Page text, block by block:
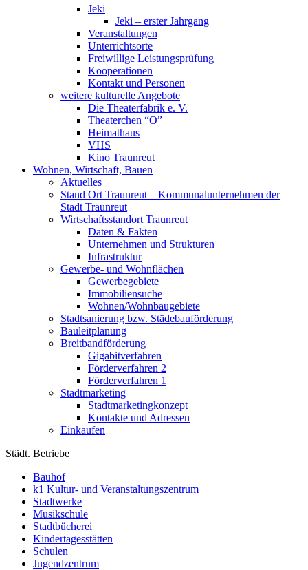
Jeki
Jeki – erster Jahrgang
Veranstaltungen
Unterrichtsorte
Freiwillige Leistungsprüfung
Kooperationen
Kontakt und Personen
weitere kulturelle Angebote
Die Theaterfabrik e. V.
Theaterchen “O”
Heimathaus
VHS
Kino Traunreut
Wohnen, Wirtschaft, Bauen
Aktuelles
Stand Ort Traunreut – Kommunalunternehmen der
Stadt Traunreut
Wirtschaftsstandort Traunreut
Daten & Fakten
Unternehmen und Strukturen
Infrastruktur
Gewerbe- und Wohnflächen
Gewerbegebiete
Immobiliensuche
Wohnen/Wohnbaugebiete
Stadtsanierung bzw. Städebauförderung
Bauleitplanung
Breitbandförderung
Gigabitverfahren
Förderverfahren 2
Förderverfahren 1
Stadtmarketing
Stadtmarketingkonzept
Kontakte und Adressen
Einkaufen
Städt. Betriebe
Bauhof
k1 Kultur- und Veranstaltungszentrum
Stadtwerke
Musikschule
Stadtbücherei
Kindertagesstätten
Schulen
Jugendzentrum